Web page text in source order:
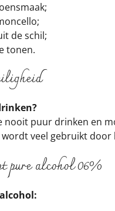
de schil;
tonen.
nooit puur drinken en
veel gebruikt
pure alcohol 06%